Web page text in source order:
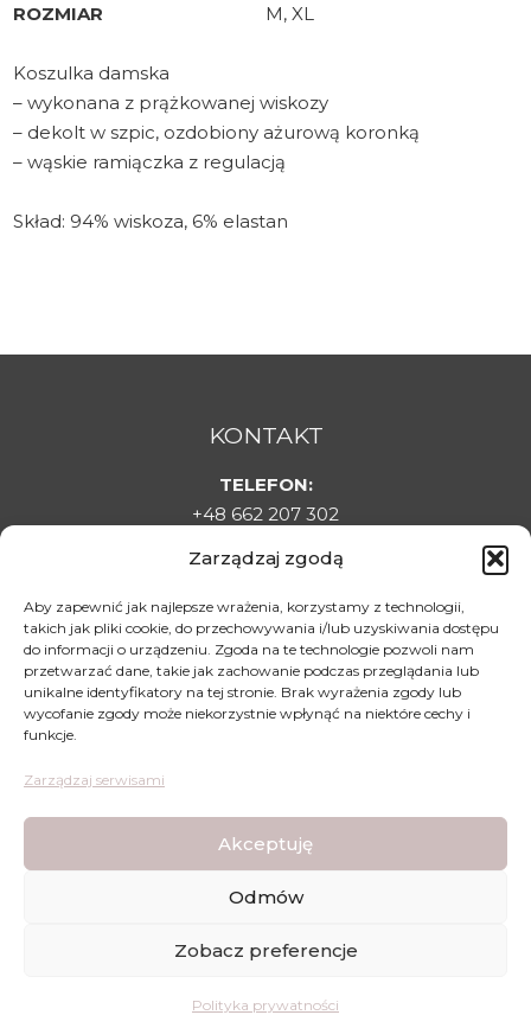
Zarządzaj zgodą
Aby zapewnić jak najlepsze wrażenia, korzystamy z technologii,
takich jak pliki cookie, do przechowywania i/lub uzyskiwania dostępu
do informacji o urządzeniu. Zgoda na te technologie pozwoli nam
przetwarzać dane, takie jak zachowanie podczas przeglądania lub
unikalne identyfikatory na tej stronie. Brak wyrażenia zgody lub
wycofanie zgody może niekorzystnie wpłynąć na niektóre cechy i
funkcje.
Zarządzaj serwisami
Akceptuję
Odmów
Zobacz preferencje
Polityka prywatności
ROZMIAR
M, XL
Koszulka damska
– wykonana z prążkowanej wiskozy
– dekolt w szpic, ozdobiony ażurową koronką
– wąskie ramiączka z regulacją
Skład: 94% wiskoza, 6% elastan
KONTAKT
TELEFON:
+48 662 207 302
sklepladyelin@gmail.com
ADRES:
Targowa 1C, 22-500 Hrubieszów
DLA KLIENTA
Regulamin sklepu
zastrzeżone © | Wykonanie strony:WDesign